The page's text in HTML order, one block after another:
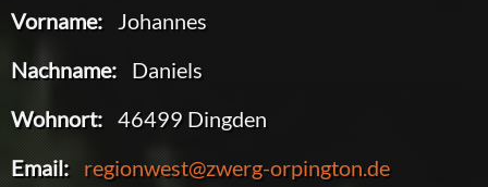
Vorname:
Johannes
Nachname:
Daniels
Wohnort: 46499 Dingden
Email: regionwest@zwerg-orpington.de